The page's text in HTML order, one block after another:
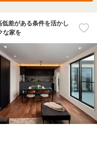
低差がある条件を活かし
な家を